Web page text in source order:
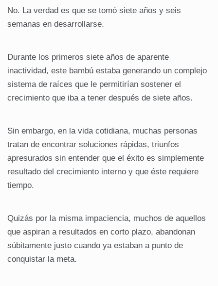
No. La verdad es que se tomó siete años y seis
semanas en desarrollarse.
Durante los primeros siete años de aparente
inactividad, este bambú estaba generando un complejo
sistema de raíces que le permitirían sostener el
crecimiento que iba a tener después de siete años.
Sin embargo, en la vida cotidiana, muchas personas
tratan de encontrar soluciones rápidas, triunfos
apresurados sin entender que el éxito es simplemente
resultado del crecimiento interno y que éste requiere
tiempo.
Quizás por la misma impaciencia, muchos de aquellos
que aspiran a resultados en corto plazo, abandonan
súbitamente justo cuando ya estaban a punto de
conquistar la meta.